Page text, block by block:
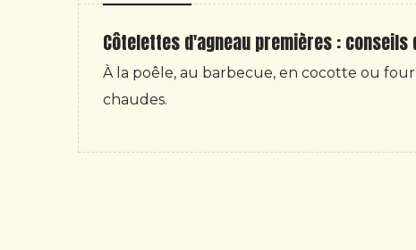
Côtelettes d'agneau premières : conseils
À la poêle, au barbecue, en cocotte ou
chaudes.